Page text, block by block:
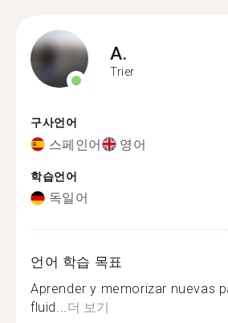
A.
Trier
구사언어
스페인어 영어
학습언어
독일어
언어 학습 목표
Aprender y memorizar nuevas
fluid...더 보기